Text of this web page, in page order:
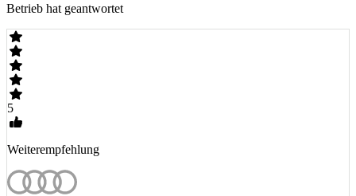
Betrieb hat geantwortet
5
Weiterempfehlung